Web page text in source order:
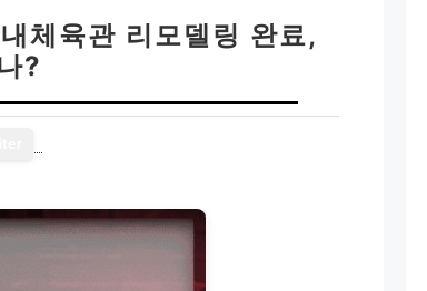
체육관 리모델링 완료,
?